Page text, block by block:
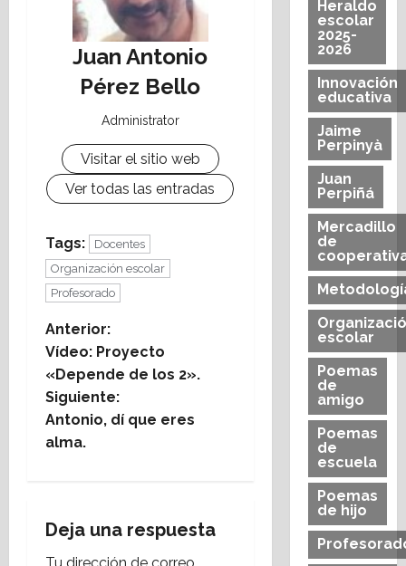
Juan Antonio
Pérez Bello
Administrator
Visitar el sitio web
Ver todas las entradas
Tags:
Docentes
Organización escolar
Profesorado
N
a
v
e
a
Anterior:
Vídeo: Proyecto
«Depende de los 2».
Siguiente:
Antonio, dí que eres
alma.
Deja una respuesta
Heraldo
escolar
2025-
2026
Innovación
educativa
Jaime
Perpinyà
Juan
Perpiñá
Mercadillo
de
escolar
Poemas
de
amigo
Poemas
de
escuela
Poemas
de hijo